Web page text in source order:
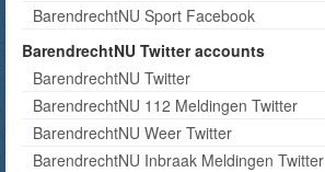
BarendrechtNU Sport Facebook
BarendrechtNU Twitter accounts
BarendrechtNU Twitter
BarendrechtNU 112 Meldingen Twitter
BarendrechtNU Weer Twitter
BarendrechtNU Inbraak Meldingen Twitter